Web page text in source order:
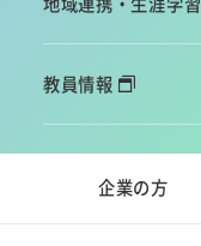
地域連携・生涯学習
教員情報
企業の方